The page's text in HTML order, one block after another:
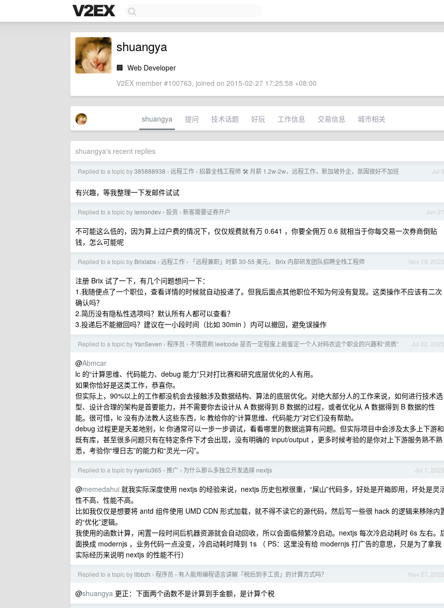
shuangya
🏢 Web Developer
V2EX member #100763, joined on 2015-02-27 17:25:58 +08:00
shuangya 提问 技术话题 好玩 工作信息 交易信息 城市相关
shuangya's recent replies
Jul 5
Replied to a topic by385888938 › 远程工作 › 招募全栈工程师 🛠️ 月薪 1.2w-2w，远程工作，新加坡外企，氛围很好不加班
有兴趣，等我整理一下发邮件试试
Jun 27
Replied to a topic by lemondev › 投资 › 新客需要证券开户
不可能这么低的，因为算上过户费的情况下，仅仅规费就有万 0.641 ，你要全佣万 0.6 就相当于你每交易一次券商倒贴
钱，怎么可能呢
Nov 19, 2025
Replied to a topic by Brixlabs › 远程工作 › 「远程兼职」时薪 30-55 美元， Brix 内部研发团队招聘全栈工程师
注册 Brix 试了一下，有几个问题想问一下：
1.我随便点了一个职位，查看详情的时候就自动投递了。但我后面点其他职位不知为何没有复现。这类操作不应该有二次
确认吗？
2.简历没有隐私性选项吗？默认所有人都可以查看？
3.投递后不能撤回吗？建议在一小段时间（比如 30min ）内可以撤回，避免误操作
Jul 22, 2025
Replied to a topic byYanSeven › 程序员 › 不情愿刷 leetcode 是否一定程度上能鉴定一个人对码农这个职业的兴趣和“资质”
@Abmcar
lc 的“计算思维、代码能力、debug 能力”只对打比赛和研究底层优化的人有用。
如果你恰好是这类工作，恭喜你。
但实际上，90%以上的工作都没机会去接触涉及数据结构、算法的底层优化。对绝大部分人的工作来说，如何进行技术选
型、设计合理的架构是首要能力，并不需要你去设计从 A 数据得到 B 数据的过程，或者优化从 A 数据得到 B 数据的性
能。很可惜，lc 没有办法教人这些东西，lc 教给你的“计算思维、代码能力”对它们没有帮助。
debug 过程更是天差地别，lc 你通常可以一步一步调试，看看哪里的数据运算有问题。但实际项目中会涉及太多上下游和
既有库，甚至很多问题只有在特定条件下才会出现，没有明确的 input/output ，更多时候考验的是你对上下游服务熟不熟
悉，考验你“埋日志”的能力和“灵光一闪”。
Jul 1, 2025
Replied to a topic by ryanlu365 › 推广 › 为什么那么多独立开发选择 nextjs
@memedahui 就我实际深度使用 nextjs 的经验来说，nextjs 历史包袱很重，“屎山”代码多，好处是开箱即用，坏处是灵
性不高、性能不高。
比如我仅仅是想要将 antd 组件使用 UMD CDN 形式加载，就不得不读它的源代码，然后写一些很 hack 的逻辑来移除内
的“优化”逻辑。
我使用的函数计算，闲置一段时间后机器资源就会自动回收，所以会面临频繁冷启动。nextjs 每次冷启动耗时 6s 左右。
面换成 modernjs ，业务代码一点没变，冷启动耗时降到 1s （ PS：这里没有给 modernjs 打广告的意思，只是为了拿我
实际经历来说明 nextjs 的性能不行）
Nov 27, 2022
Replied to a topic by llbbzh › 程序员 › 有人能用编程语言讲解「税后到手工资」的计算方式吗？
@shuangya 更正：下面两个函数不是计算到手金额，是计算个税